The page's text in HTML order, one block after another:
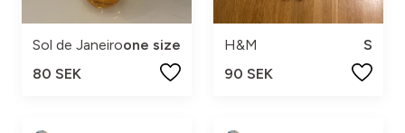
Sol de Janeiroone size
80 SEK
H&M
S
90 SEK